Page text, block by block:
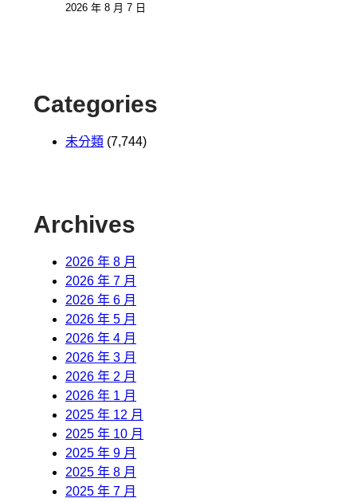
2026 年 8 月 7 日
Categories
未分類 (7,744)
Archives
2026 年 8 月
2026 年 7 月
2026 年 6 月
2026 年 5 月
2026 年 4 月
2026 年 3 月
2026 年 2 月
2026 年 1 月
2025 年 12 月
2025 年 10 月
2025 年 9 月
2025 年 8 月
2025 年 7 月